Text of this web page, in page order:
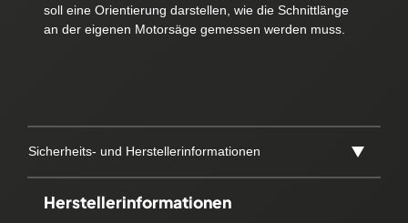
soll eine Orientierung darstellen, wie die Schnittlänge
an der eigenen Motorsäge gemessen werden muss.
Sicherheits- und Herstellerinformationen
Herstellerinformationen